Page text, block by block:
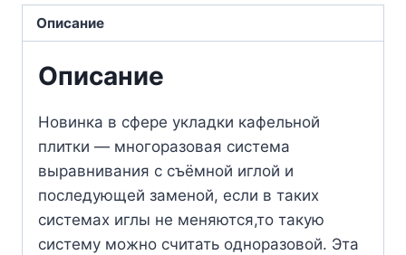
Описание
Описание
Новинка в сфере укладки кафельной
плитки — многоразовая система
выравнивания с съёмной иглой и
последующей заменой, если в таких
системах иглы не меняются,то такую
систему можно считать одноразовой. Эта